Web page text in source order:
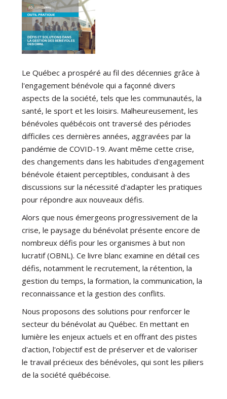
Le Québec a prospéré au fil des décennies grâce à
l'engagement bénévole qui a façonné divers
aspects de la société, tels que les communautés, la
santé, le sport et les loisirs. Malheureusement, les
bénévoles québécois ont traversé des périodes
difficiles ces dernières années, aggravées par la
pandémie de COVID-19. Avant même cette crise,
des changements dans les habitudes d'engagement
bénévole étaient perceptibles, conduisant à des
discussions sur la nécessité d'adapter les pratiques
pour répondre aux nouveaux défis.
Alors que nous émergeons progressivement de la
crise, le paysage du bénévolat présente encore de
nombreux défis pour les organismes à but non
lucratif (OBNL). Ce livre blanc examine en détail ces
défis, notamment le recrutement, la rétention, la
gestion du temps, la formation, la communication, la
reconnaissance et la gestion des conflits.
Nous proposons des solutions pour renforcer le
secteur du bénévolat au Québec. En mettant en
lumière les enjeux actuels et en offrant des pistes
d'action, l'objectif est de préserver et de valoriser
le travail précieux des bénévoles, qui sont les piliers
de la société québécoise.